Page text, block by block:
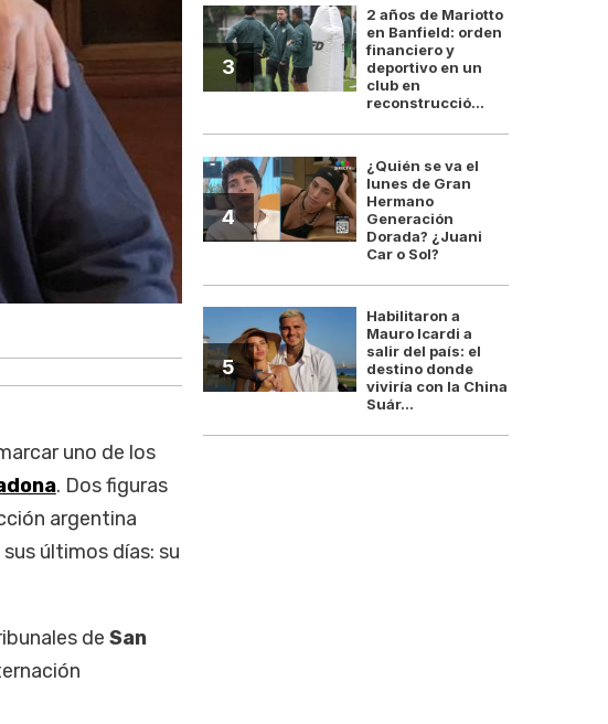
uno de los
. Dos figuras
argentina
últimos días: su
de San
3
2 años de Mariotto
en Banfield: orden
financiero y
deportivo en un
club en
reconstrucció...
4
¿Quién se va el
lunes de Gran
Hermano
Generación
Dorada? ¿Juani
Car o Sol?
5
Habilitaron a
Mauro Icardi a
salir del país: el
destino donde
viviría con la China
Suár...